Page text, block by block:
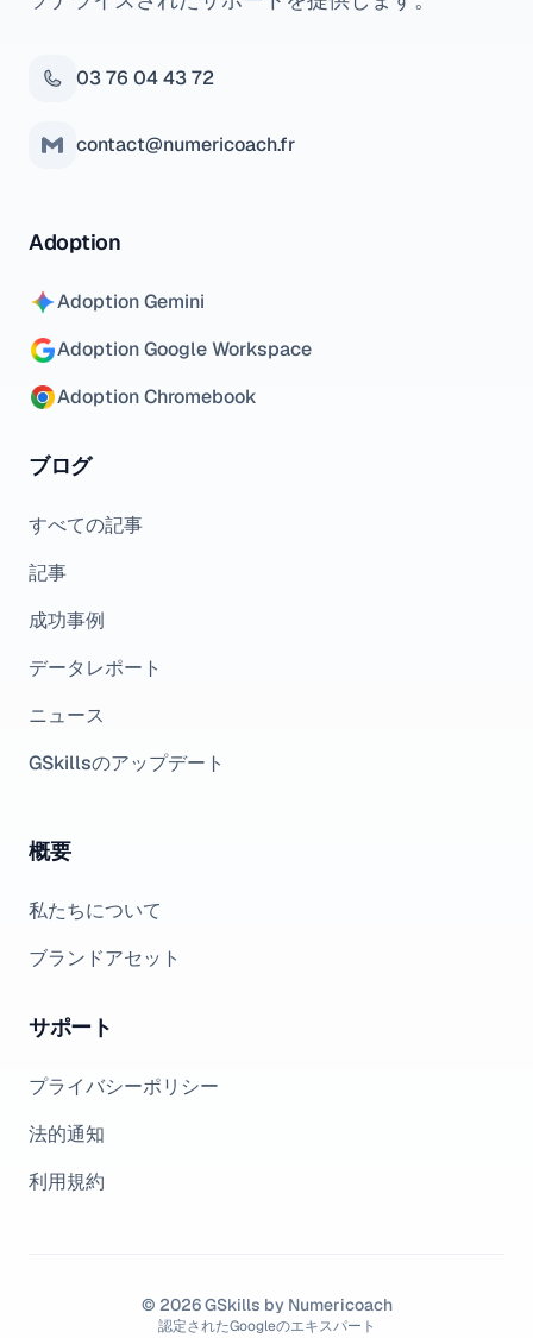
03 76 04 43 72
contact@numericoach.fr
Adoption
Adoption Gemini
Adoption Google Workspace
Adoption Chromebook
ブログ
すべての記事
記事
成功事例
データレポート
ニュース
GSkillsのアップデート
概要
私たちについて
ブランドアセット
サポート
プライバシーポリシー
法的通知
利用規約
© 2026 GSkills by Numericoach
認定されたGoogleのエキスパート